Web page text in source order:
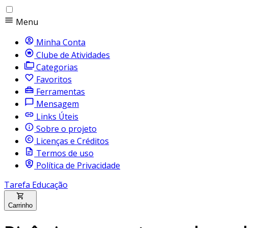
Menu
Minha Conta
Clube de Atividades
Categorias
Favoritos
Ferramentas
Mensagem
Links Úteis
Sobre o projeto
Licenças e Créditos
Termos de uso
Política de Privacidade
Tarefa Educação
Carrinho